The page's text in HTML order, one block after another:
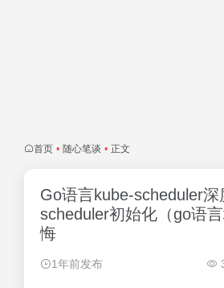
首页 • 随心笔谈 • 正文
Go语言kube-scheduler深
scheduler初始化（go语
悔
1年前发布